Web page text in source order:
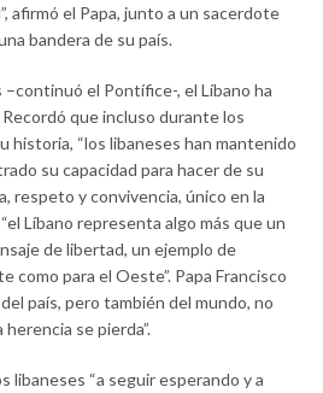
afirmó el Papa, junto a un sacerdote
bandera de su país.
–continuó el Pontífice-, el Líbano ha
Recordó que incluso durante los
historia, “los libaneses han mantenido
su capacidad para hacer de su
respeto y convivencia, único en la
Líbano representa algo más que un
de libertad, un ejemplo de
como para el Oeste”. Papa Francisco
país, pero también del mundo, no
se pierda”.
libaneses “a seguir esperando y a